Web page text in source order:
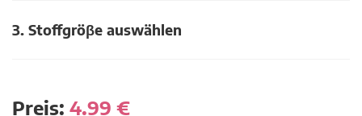
3. Stoffgröβe auswählen
Preis: 4.99 €